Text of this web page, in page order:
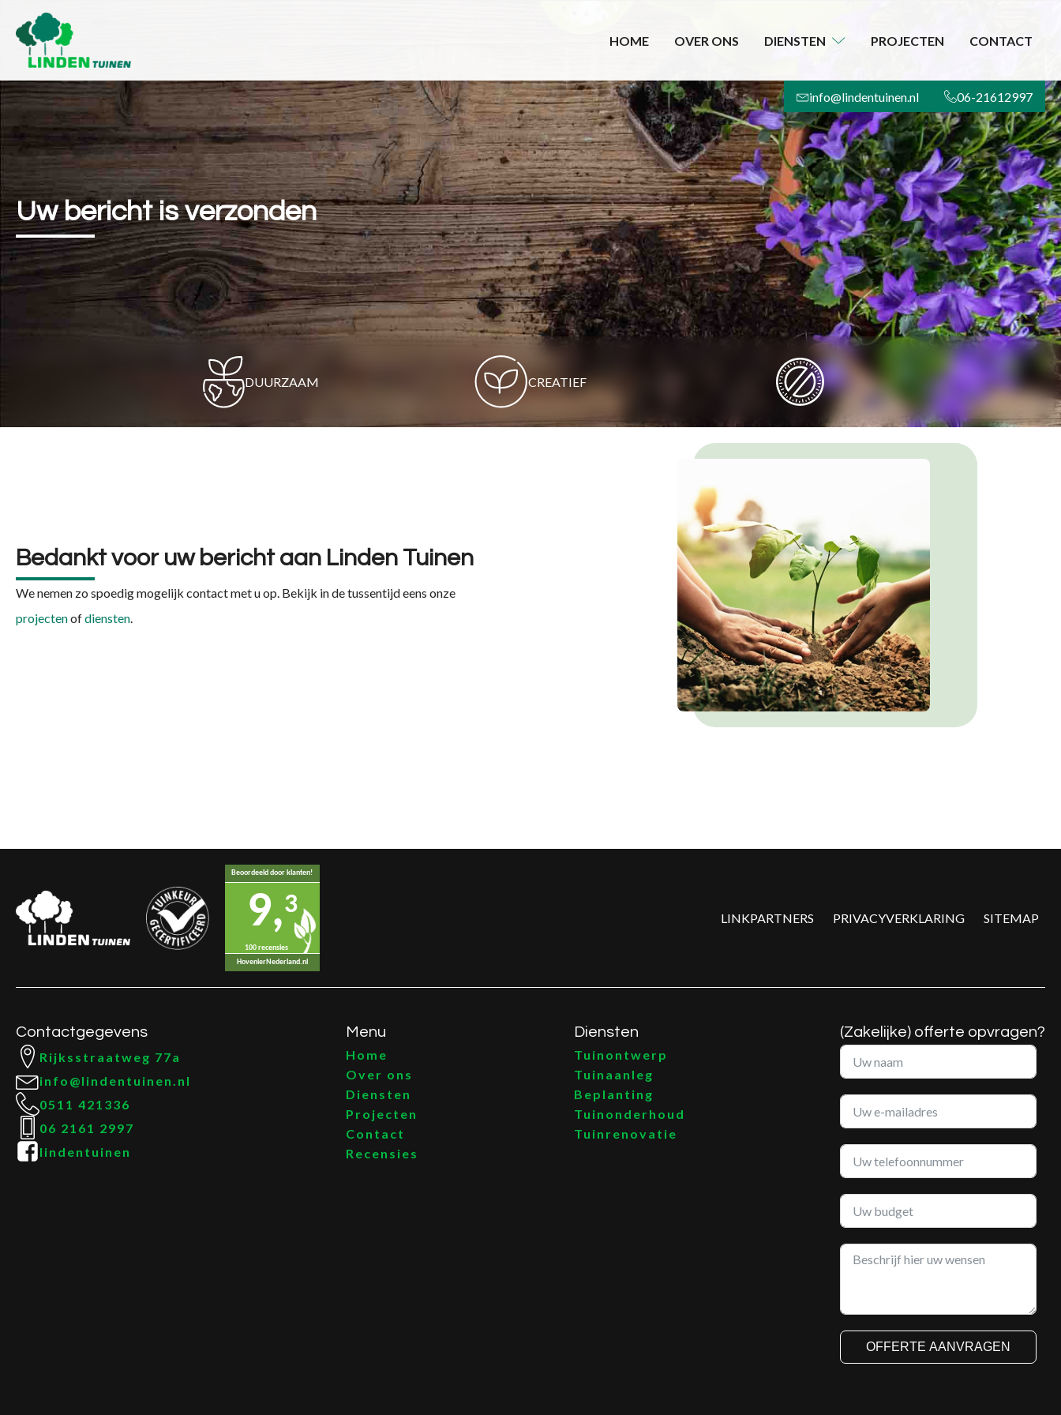
HOME OVER ONS DIENSTEN PROJECTEN CONTACT
info@lindentuinen.nl 06-21612997
Uw bericht is verzonden
DUURZAAM CREATIEF
Bedankt voor uw bericht aan Linden Tuinen
We nemen zo spoedig mogelijk contact met u op. Bekijk in de tussentijd eens onze
projectenofdiensten.
Beoordeeld door klanten!
9,3
100 recensies
HovenierNederland.nl
LINKPARTNERS PRIVACYVERKLARING SITEMAP
Contactgegevens
Rijksstraatweg 77a
info@lindentuinen.nl
0511 421336
06 2161 2997
lindentuinen
Menu
Home
Over ons
Diensten
Projecten
Contact
Recensies
Diensten
Tuinontwerp
Tuinaanleg
Beplanting
Tuinonderhoud
Tuinrenovatie
(Zakelijke) offerte opvragen?
OFFERTE AANVRAGEN